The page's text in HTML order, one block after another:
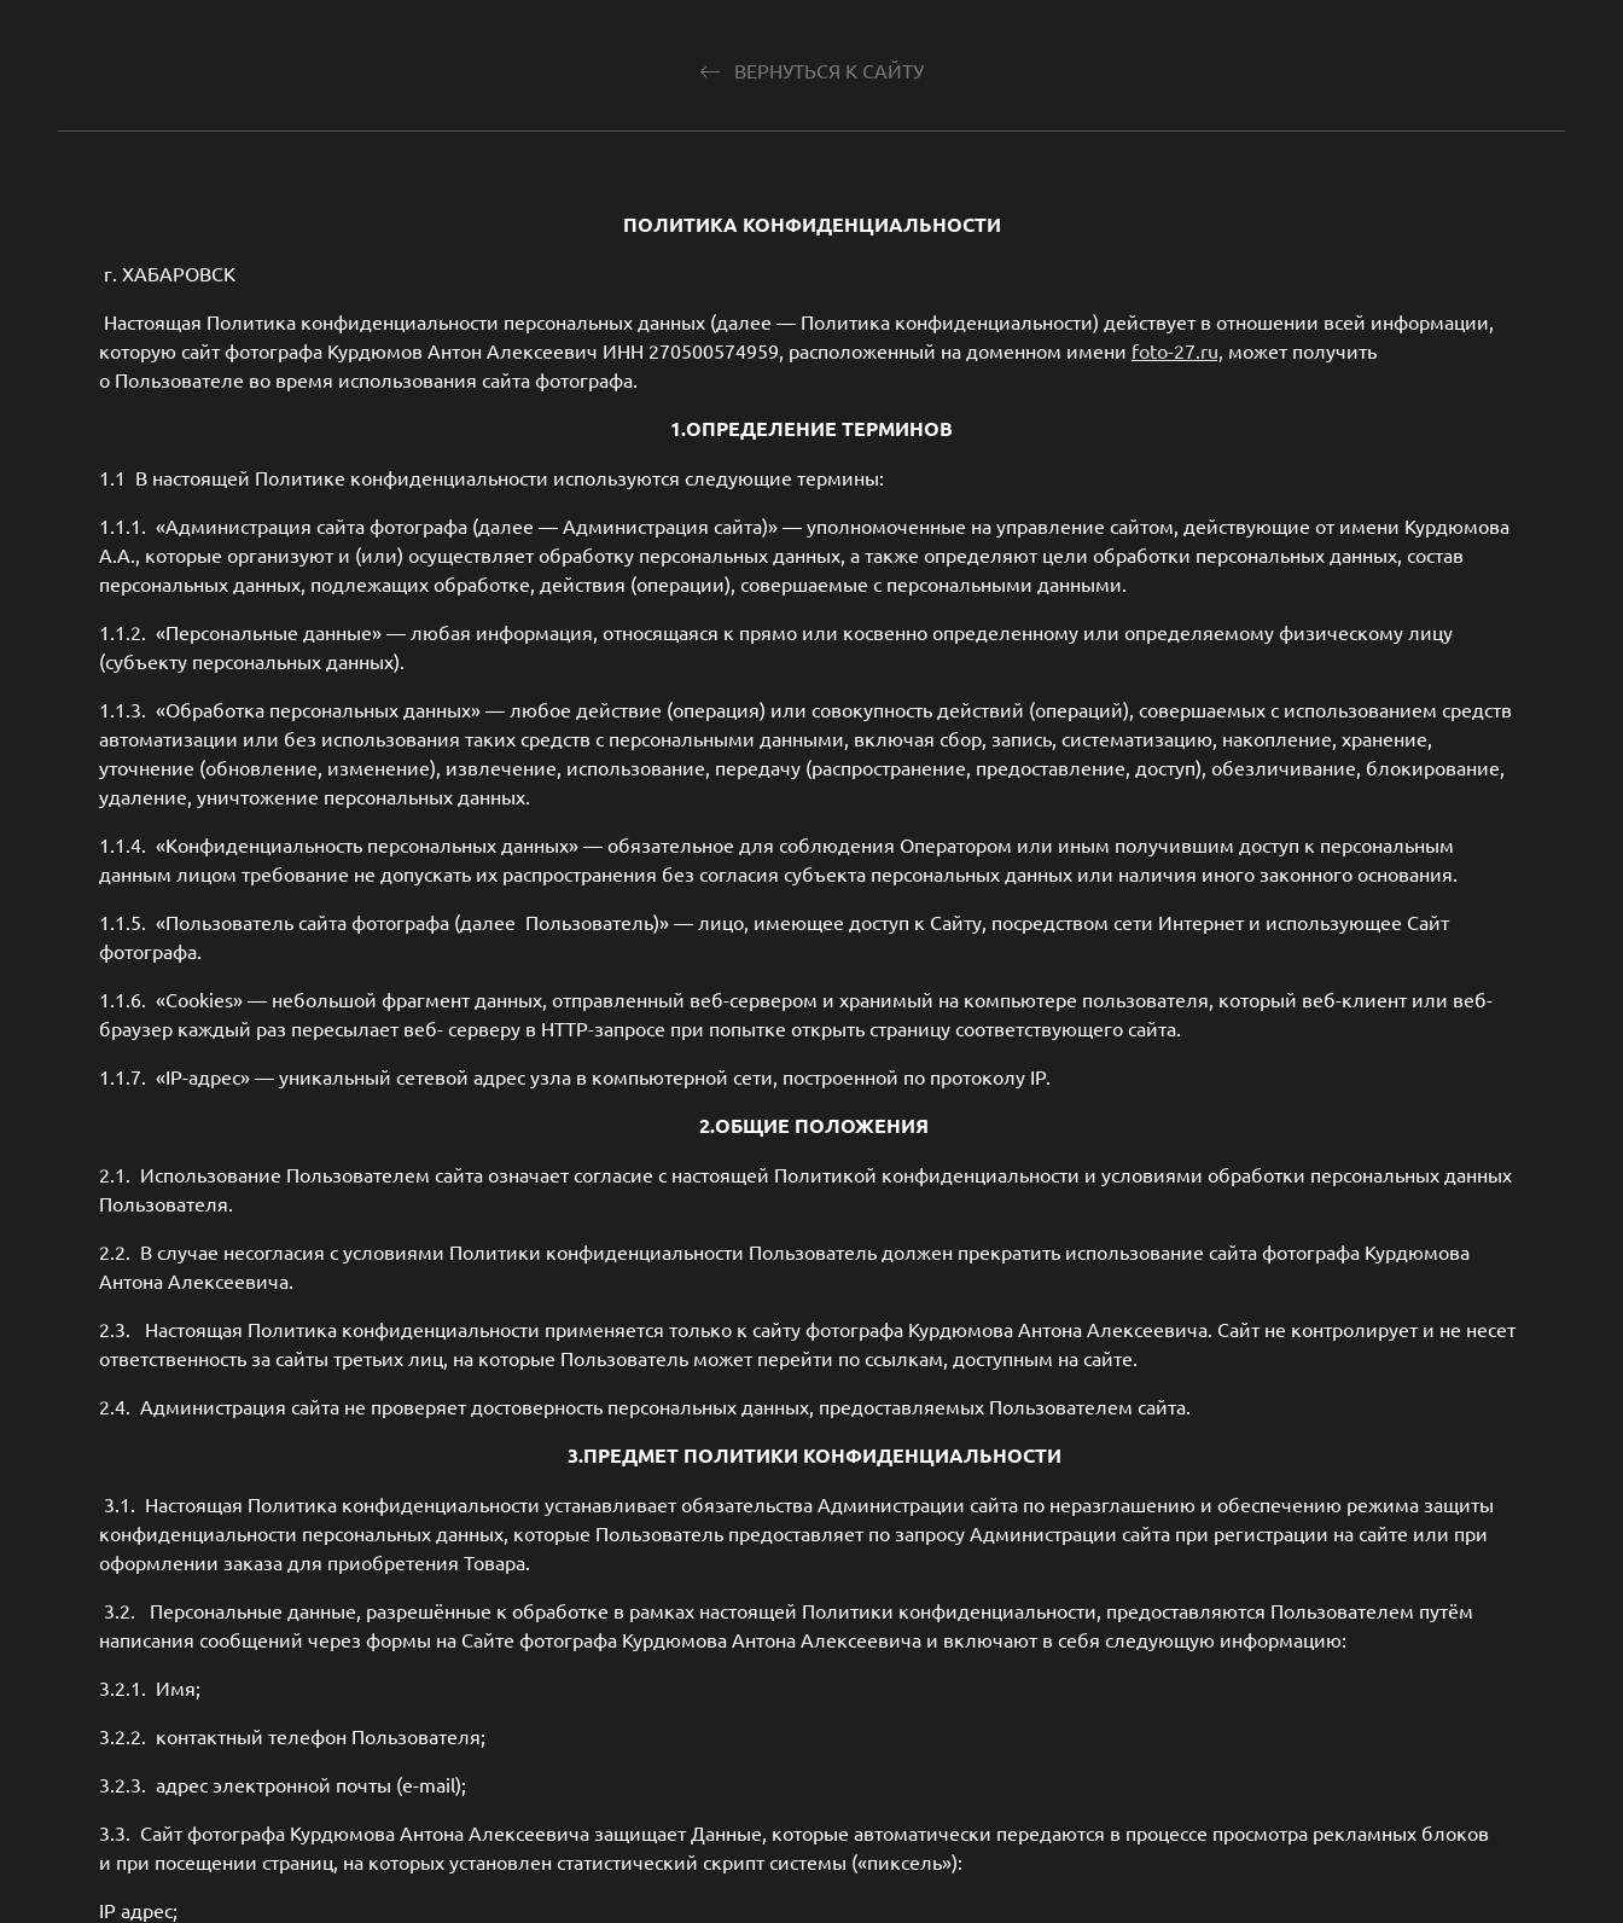
ВЕРНУТЬСЯ К САЙТУ
ПОЛИТИКА КОНФИДЕНЦИАЛЬНОСТИ
г. ХАБАРОВСК
Настоящая Политика конфиденциальности персональных данных (далее — Политика конфиденциальности) действует в отношении всей информации,
которую сайт фотографа Курдюмов Антон Алексеевич ИНН 270500574959, расположенный на доменном имени foto-27.ru, может получить
о Пользователе во время использования сайта фотографа.
1.ОПРЕДЕЛЕНИЕ ТЕРМИНОВ
1.1 В настоящей Политике конфиденциальности используются следующие термины:
1.1.1. «Администрация сайта фотографа (далее — Администрация сайта)» — уполномоченные на управление сайтом, действующие от имени Курдюмова
А.А., которые организуют и (или) осуществляет обработку персональных данных, а также определяют цели обработки персональных данных, состав
персональных данных, подлежащих обработке, действия (операции), совершаемые с персональными данными.
1.1.2. «Персональные данные» — любая информация, относящаяся к прямо или косвенно определенному или определяемому физическому лицу
(субъекту персональных данных).
1.1.3. «Обработка персональных данных» — любое действие (операция) или совокупность действий (операций), совершаемых с использованием средств
автоматизации или без использования таких средств с персональными данными, включая сбор, запись, систематизацию, накопление, хранение,
уточнение (обновление, изменение), извлечение, использование, передачу (распространение, предоставление, доступ), обезличивание, блокирование,
удаление, уничтожение персональных данных.
1.1.4. «Конфиденциальность персональных данных» — обязательное для соблюдения Оператором или иным получившим доступ к персональным
данным лицом требование не допускать их распространения без согласия субъекта персональных данных или наличия иного законного основания.
1.1.5. «Пользователь сайта фотографа (далее Пользователь)» — лицо, имеющее доступ к Сайту, посредством сети Интернет и использующее Сайт
фотографа.
1.1.6. «Cookies» — небольшой фрагмент данных, отправленный веб-сервером и хранимый на компьютере пользователя, который веб-клиент или веб-
браузер каждый раз пересылает веб- серверу в HTTP-запросе при попытке открыть страницу соответствующего сайта.
1.1.7. «IP-адрес» — уникальный сетевой адрес узла в компьютерной сети, построенной по протоколу IP.
2.ОБЩИЕ ПОЛОЖЕНИЯ
2.1. Использование Пользователем сайта означает согласие с настоящей Политикой конфиденциальности и условиями обработки персональных данных
Пользователя.
2.2. В случае несогласия с условиями Политики конфиденциальности Пользователь должен прекратить использование сайта фотографа Курдюмова
Антона Алексеевича.
2.3. Настоящая Политика конфиденциальности применяется только к сайту фотографа Курдюмова Антона Алексеевича. Сайт не контролирует и не несет
ответственность за сайты третьих лиц, на которые Пользователь может перейти по ссылкам, доступным на сайте.
2.4. Администрация сайта не проверяет достоверность персональных данных, предоставляемых Пользователем сайта.
3.ПРЕДМЕТ ПОЛИТИКИ КОНФИДЕНЦИАЛЬНОСТИ
3.1. Настоящая Политика конфиденциальности устанавливает обязательства Администрации сайта по неразглашению и обеспечению режима защиты
конфиденциальности персональных данных, которые Пользователь предоставляет по запросу Администрации сайта при регистрации на сайте или при
оформлении заказа для приобретения Товара.
3.2. Персональные данные, разрешённые к обработке в рамках настоящей Политики конфиденциальности, предоставляются Пользователем путём
написания сообщений через формы на Сайте фотографа Курдюмова Антона Алексеевича и включают в себя следующую информацию:
3.2.1. Имя;
3.2.2. контактный телефон Пользователя;
3.2.3. адрес электронной почты (e-mail);
3.3. Сайт фотографа Курдюмова Антона Алексеевича защищает Данные, которые автоматически передаются в процессе просмотра рекламных блоков
и при посещении страниц, на которых установлен статистический скрипт системы («пиксель»):
IP адрес;